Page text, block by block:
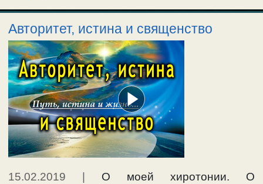
Авторитет, истина и священство
15.02.2019
О моей хиротонии. О